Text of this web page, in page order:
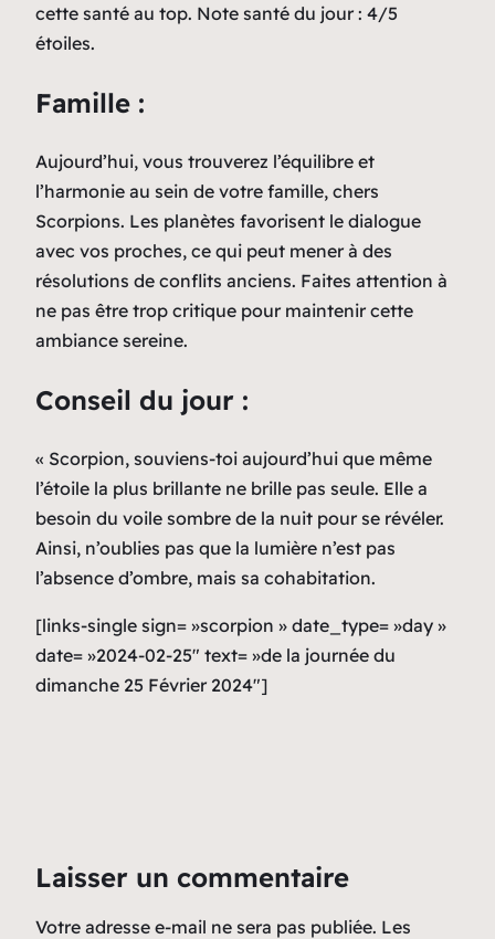
cette santé au top. Note santé du jour : 4/5
étoiles.
Famille :
Aujourd’hui, vous trouverez l’équilibre et
l’harmonie au sein de votre famille, chers
Scorpions. Les planètes favorisent le dialogue
avec vos proches, ce qui peut mener à des
résolutions de conflits anciens. Faites attention à
ne pas être trop critique pour maintenir cette
ambiance sereine.
Conseil du jour :
« Scorpion, souviens-toi aujourd’hui que même
l’étoile la plus brillante ne brille pas seule. Elle a
besoin du voile sombre de la nuit pour se révéler.
Ainsi, n’oublies pas que la lumière n’est pas
l’absence d’ombre, mais sa cohabitation.
[links-single sign= »scorpion » date_type= »day »
date= »2024-02-25″ text= »de la journée du
dimanche 25 Février 2024″]
Laisser un commentaire
Votre adresse e-mail ne sera pas publiée. Les